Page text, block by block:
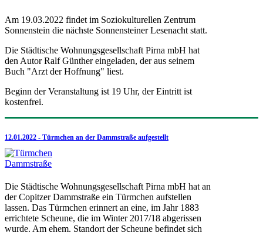
Am 19.03.2022 findet im Soziokulturellen Zentrum
Sonnenstein die nächste Sonnensteiner Lesenacht statt.
Die Städtische Wohnungsgesellschaft Pirna mbH hat
den Autor Ralf Günther eingeladen, der aus seinem
Buch "Arzt der Hoffnung" liest.
Beginn der Veranstaltung ist 19 Uhr, der Eintritt ist
kostenfrei.
12.01.2022 - Türmchen an der Dammstraße aufgestellt
Die Städtische Wohnungsgesellschaft Pirna mbH hat an
der Copitzer Dammstraße ein Türmchen aufstellen
lassen. Das Türmchen erinnert an eine, im Jahr 1883
errichtete Scheune, die im Winter 2017/18 abgerissen
wurde. Am ehem. Standort der Scheune befindet sich